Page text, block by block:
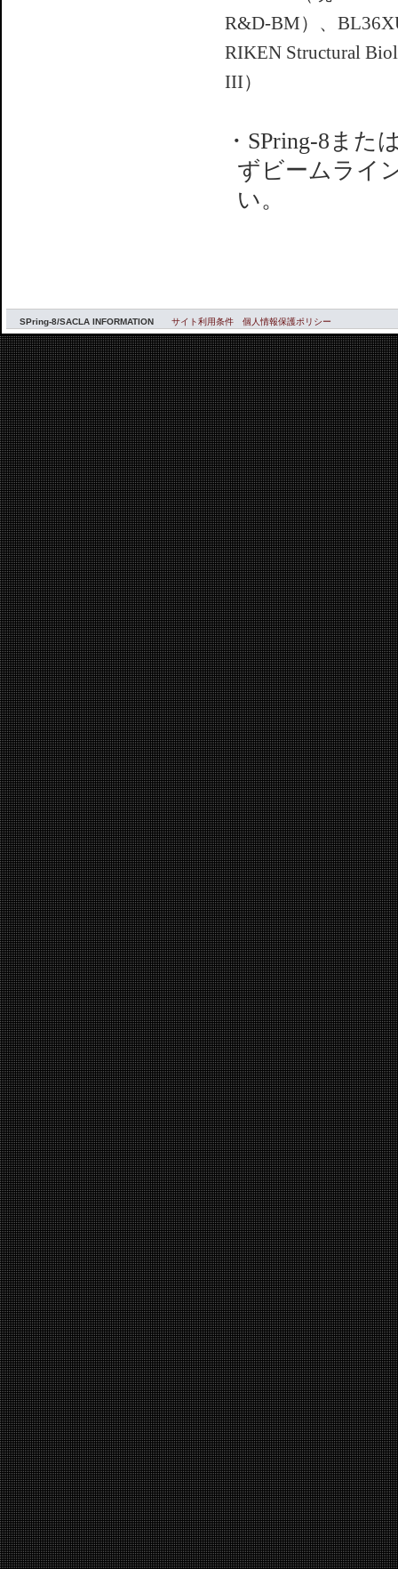
R&D-BM）、
RIKEN Structural
III）
・SPring-8ま
ずビームライ
い。
SPring-8/SACLA INFORMATION サイト利用条件 個人情報保護ポリシー